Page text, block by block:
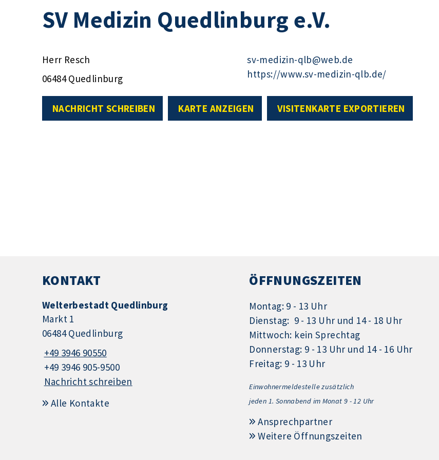
SV Medizin Quedlinburg e.V.
Herr Resch
06484 Quedlinburg
sv-medizin-qlb@web.de
https://www.sv-medizin-qlb.de/
NACHRICHT SCHREIBEN KARTE ANZEIGEN VISITENKARTE EXPORTIEREN
KONTAKT
Welterbestadt Quedlinburg
Markt 1
06484 Quedlinburg
+49 3946 90550
+49 3946 905-9500
Nachricht schreiben
Alle Kontakte
ÖFFNUNGSZEITEN
Montag: 9 - 13 Uhr
Dienstag: 9 - 13 Uhr und 14 - 18 Uhr
Mittwoch: kein Sprechtag
Donnerstag: 9 - 13 Uhr und 14 - 16 Uhr
Freitag: 9 - 13 Uhr
Einwohnermeldestelle zusätzlich
jeden 1. Sonnabend im Monat 9 - 12 Uhr
Ansprechpartner
Weitere Öffnungszeiten